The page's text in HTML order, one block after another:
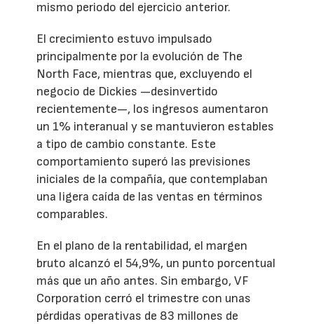
mismo periodo del ejercicio anterior.
El crecimiento estuvo impulsado
principalmente por la evolución de The
North Face, mientras que, excluyendo el
negocio de Dickies —desinvertido
recientemente—, los ingresos aumentaron
un 1% interanual y se mantuvieron estables
a tipo de cambio constante. Este
comportamiento superó las previsiones
iniciales de la compañía, que contemplaban
una ligera caída de las ventas en términos
comparables.
En el plano de la rentabilidad, el margen
bruto alcanzó el 54,9%, un punto porcentual
más que un año antes. Sin embargo, VF
Corporation cerró el trimestre con unas
pérdidas operativas de 83 millones de